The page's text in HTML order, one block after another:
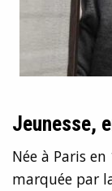
Jeunesse,
Née à Paris
marquée par